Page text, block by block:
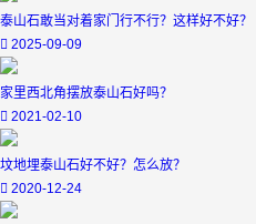
泰山石敢当对着家门行不行？这样好不好？
2025-09-09
家里西北角摆放泰山石好吗？
2021-02-10
坟地埋泰山石好不好？怎么放？
2020-12-24